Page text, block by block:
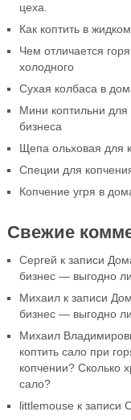
цеха.
Как коптить в
Чем отличается
холодного
Сухая колбаса в
Мини коптильни
бизнеса
Щепа ольховая для
Специи для
Копчение угря в
Свежие
Сергей к записи
бизнес — выгодно
Михаилк записи
бизнес — выгодно
Михаил
коптить сало при
копчении? Сколько
сало?
littlemouse к записи